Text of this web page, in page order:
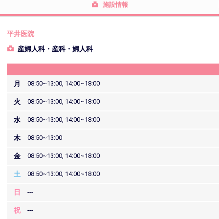
施設情報
平井医院
産婦人科・産科・婦人科
月 08:50~13:00, 14:00~18:00
火 08:50~13:00, 14:00~18:00
水 08:50~13:00, 14:00~18:00
木 08:50~13:00
金 08:50~13:00, 14:00~18:00
土 08:50~13:00, 14:00~18:00
日 ---
祝 ---